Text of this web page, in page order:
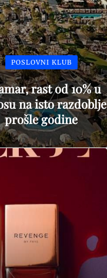
POSLOVNI KLUB
rast od 10% u
na isto razdoblje
prošle godine